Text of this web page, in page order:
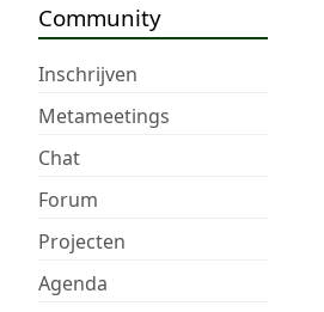
Community
Inschrijven
Metameetings
Chat
Forum
Projecten
Agenda